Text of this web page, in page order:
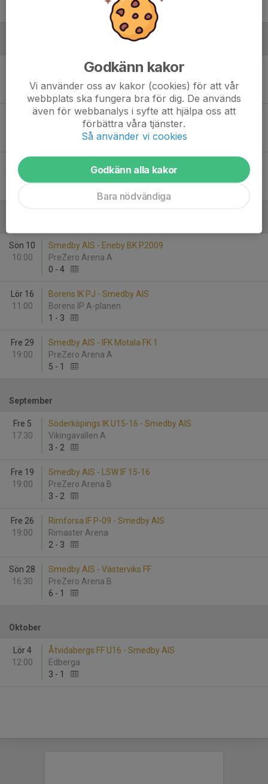
Västerviks FF - Smedby AIS P09
6 -1
Lör 14
Smedby AIS P09 - Söderköpings IK U15-16
PreZero Arena B
Sön 22
17:00
Torstorps IF - Smedby AIS P09
G-Sons Gummi Arena
Sön 10
10:00
Smedby AIS - Eneby BK P2009
PreZero Arena A
0 - 4
Lör 16
11:00
Borens IK PJ - Smedby AIS
Borens IP A-planen
1 - 3
Fre 29
19:00
Smedby AIS - IFK Motala FK 1
PreZero Arena A
5 - 1
September
Fre 5
17:30
Söderköpings IK U15-16 - Smedby AIS
Vikingavallen A
3 - 2
Fre 19
19:00
Smedby AIS - LSW IF 15-16
PreZero Arena B
3 - 2
Fre 26
19:00
Rimforsa IF P-09 - Smedby AIS
Rimaster Arena
2 - 3
Sön 28
16:30
Smedby AIS - Västerviks FF
PreZero Arena B
6 - 1
Oktober
Lör 4
12:00
Åtvidabergs FF U16 - Smedby AIS
Edberga
3 - 1
Godkänn kakor
Vi använder oss av kakor (cookies) för att vår
webbplats ska fungera bra för dig. De används
även för webbanalys i syfte att hjälpa oss att
förbättra våra tjänster.
Så använder vi cookies
Godkänn alla kakor
Bara nödvändiga